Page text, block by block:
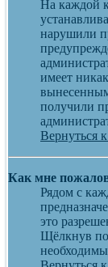
На каждой
нарушили
имеет
получили
Вернуться
Как мне
Рядом с
это
Щёлкнув по